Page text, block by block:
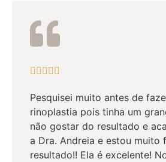
    
Pesquisei muito antes de
rinoplastia pois tinha um
não gostar do resultado e
a Dra. Andreia e estou muito
resultado!! Ela é excelente!